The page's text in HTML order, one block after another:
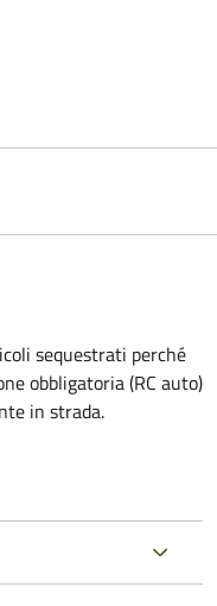
sequestrati perché
obbligatoria (RC auto)
in strada.